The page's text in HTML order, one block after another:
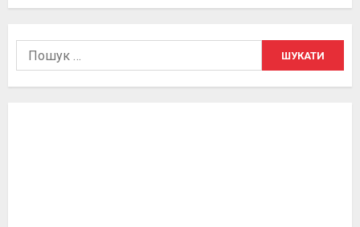
Пошук: